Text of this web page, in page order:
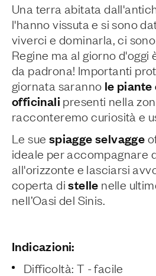
Una terra abitata
l'hanno vissuta e si sono
viverci e dominarla, ci
Regine ma al giorno d'oggi
da padrona! Importanti
giornata saranno le piante
officinali presenti nella
racconteremo curiosità e
Le sue spiagge selvagge
ideale per accompagnare
all'orizzonte e lasciarsi
coperta distelle nelle
nell’Oasi del Sinis.
Indicazioni:
Difficoltà: T - facile